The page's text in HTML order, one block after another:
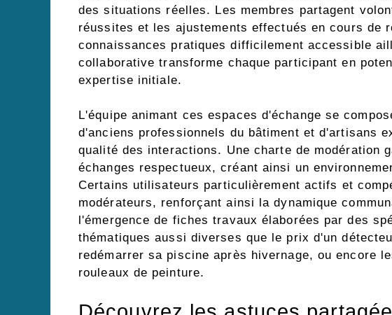
des situations réelles. Les membres partagent
réussites et les ajustements effectués en cours de
connaissances pratiques difficilement accessible
collaborative transforme chaque participant en
expertise initiale.
L'équipe animant ces espaces d'échange se
d'anciens professionnels du bâtiment et d'artisans
qualité des interactions. Une charte de modération
échanges respectueux, créant ainsi un
Certains utilisateurs particulièrement actifs et
modérateurs, renforçant ainsi la dynamique
l'émergence de fiches travaux élaborées par des
thématiques aussi diverses que le prix d'un
redémarrer sa piscine après hivernage, ou encore
rouleaux de peinture.